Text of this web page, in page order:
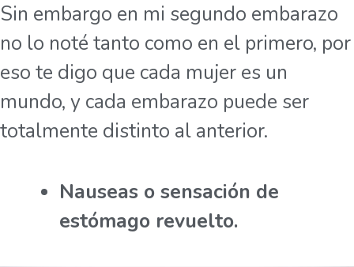
Sin embargo en mi segundo embarazo
no lo noté tanto como en el primero, por
eso te digo que cada mujer es un
mundo, y cada embarazo puede ser
totalmente distinto al anterior.
Nauseas o sensación de
estómago revuelto.